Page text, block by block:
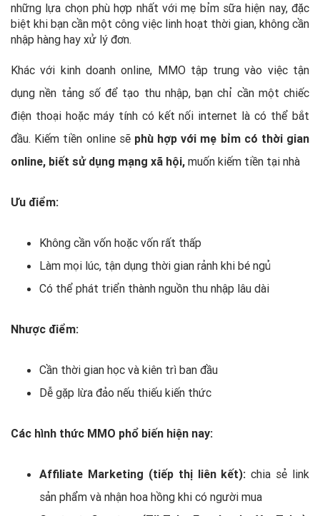
những lựa chọn phù hợp nhất với mẹ bỉm sữa hiện nay, đặc
biệt khi bạn cần một công việc linh hoạt thời gian, không cần
nhập hàng hay xử lý đơn.
Khác với kinh doanh online, MMO tập trung vào việc tận
dụng nền tảng số để tạo thu nhập, bạn chỉ cần một chiếc
điện thoại hoặc máy tính có kết nối internet là có thể bắt
đầu. Kiếm tiền online sẽ phù hợp với mẹ bỉm có thời gian
online, biết sử dụng mạng xã hội, muốn kiếm tiền tại nhà
Ưu điểm:
Không cần vốn hoặc vốn rất thấp
Làm mọi lúc, tận dụng thời gian rảnh khi bé ngủ
Có thể phát triển thành nguồn thu nhập lâu dài
Nhược điểm:
Cần thời gian học và kiên trì ban đầu
Dễ gặp lừa đảo nếu thiếu kiến thức
Các hình thức MMO phổ biến hiện nay:
Affiliate Marketing (tiếp thị liên kết): chia sẻ link
sản phẩm và nhận hoa hồng khi có người mua